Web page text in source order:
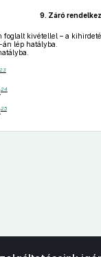
9. Záró
foglalt kivétellel – a
lép hatályba.
24
25